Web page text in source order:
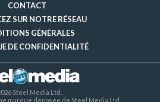
CONTACT
SUR NOTRE RÉSEAU
GÉNÉRALES
DE CONFIDENTIALITÉ
Steel Media Ltd.
marque déposée de Steel Media Ltd.